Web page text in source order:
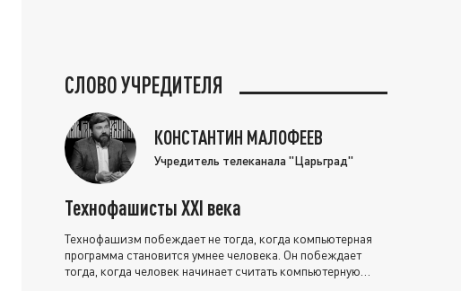
СЛОВО УЧРЕДИТЕЛЯ
КОНСТАНТИН МАЛОФЕЕВ
Учредитель телеканала "Царьград"
Технофашисты XXI века
Технофашизм побеждает не тогда, когда компьютерная
программа становится умнее человека. Он побеждает
тогда, когда человек начинает считать компьютерную